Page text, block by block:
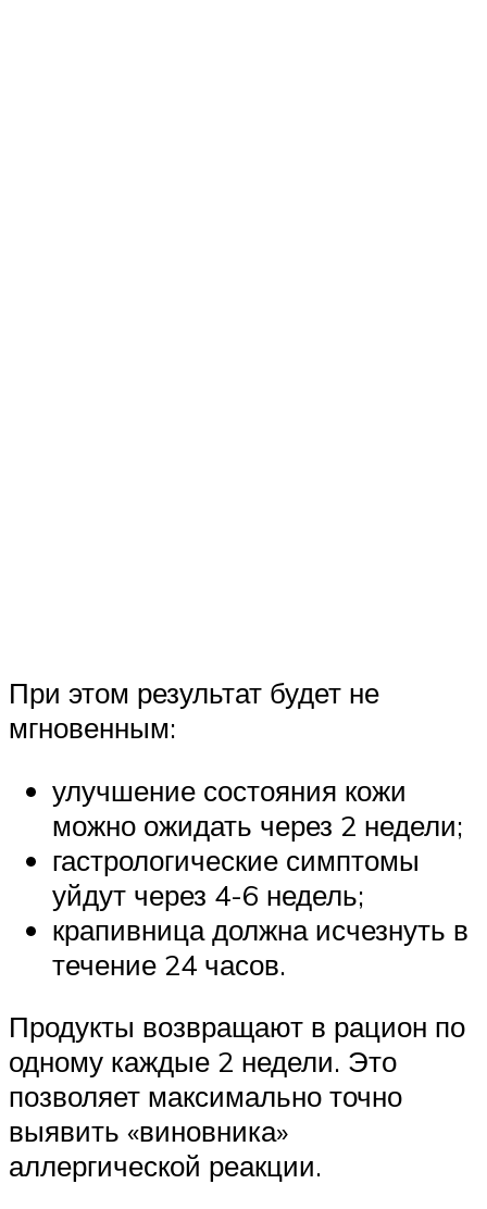
При этом результат будет не
мгновенным:
улучшение состояния кожи
можно ожидать через 2 недели;
гастрологические симптомы
уйдут через 4-6 недель;
крапивница должна исчезнуть в
течение 24 часов.
Продукты возвращают в рацион по
одному каждые 2 недели. Это
позволяет максимально точно
выявить «виновника»
аллергической реакции.